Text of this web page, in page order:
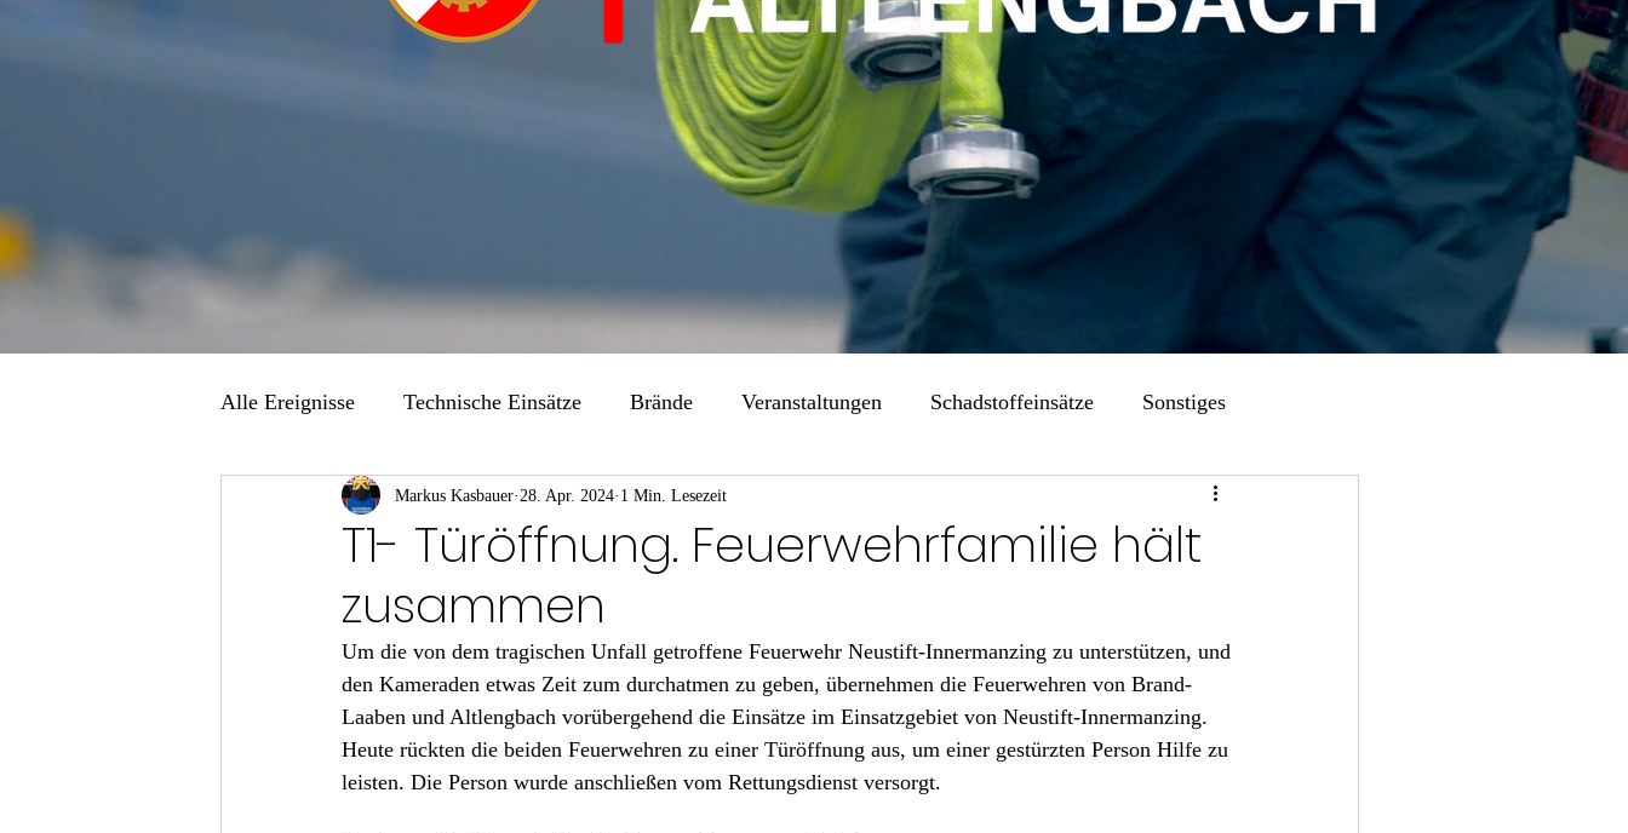
Alle Ereignisse Technische Einsätze Brände Veranstaltungen Schadstoffeinsätze Sonstiges
Übungen
T1- Türöffnung. Feuerwehrfamilie hält
zusammen
Markus Kasbauer 28. Apr. 2024 1 Min. Lesezeit
Um die von dem tragischen Unfall getroffene Feuerwehr Neustift-Innermanzing zu unterstützen, und
den Kameraden etwas Zeit zum durchatmen zu geben, übernehmen die Feuerwehren von Brand-
Laaben und Altlengbach vorübergehend die Einsätze im Einsatzgebiet von Neustift-Innermanzing.
Heute rückten die beiden Feuerwehren zu einer Türöffnung aus, um einer gestürzten Person Hilfe zu
leisten. Die Person wurde anschließen vom Rettungsdienst versorgt.